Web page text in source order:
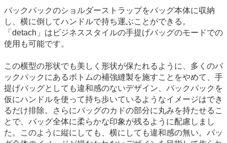
バックパックのショルダーストラップをバッグ本体に収納
し、横に倒してハンドルで持ち運ぶことができる。
「detach」はビジネススタイルの手提げバッグのモードでの
使用も可能です。
この横型の形状でも美しく形状が保たれるように、多くのバ
ックパックにあるボトムの補強縫製を施すことをやめて、手
提げバッグとしても違和感のないデザイン、バックパックを
仮にハンドルを使って持ち歩いているようなイメージはでき
るだけ排除。さらにバッグのカドの部分に丸みを持たせるこ
とで、バッグ全体に柔らかな印象が残るように配慮しまし
た。このように縦にしても、横にしても違和感の無い。バッ